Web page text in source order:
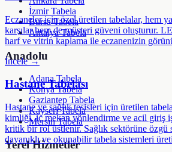
İzmir Tabela
Bursa Tabela
Antalya Tabela
Anadolu
Adana Tabela
Konya Tabela
Gaziantep Tabela
Kayseri Tabela
Mersin Tabela
Yerel Hizmetler
Eczaneler için özel üretilen tabelalar, hem
karşılar hem de müşteri güveni oluşturur.
harf ve vitrin kaplama ile eczanenizin
İncele →
Hastane Tabelası
Hastane ve sağlık tesisleri için üretilen
kimliği, iç mekan yönlendirme ve acil giriş
kritik bir rol üstlenir. Sağlık sektörüne özgü
dayanıklı ve okunabilir tabela sistemleri